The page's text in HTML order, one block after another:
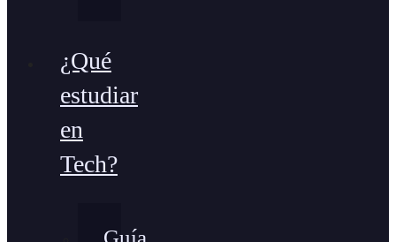
¿Qué
estudiar
en
Tech?
Guía